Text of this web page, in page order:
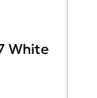
White